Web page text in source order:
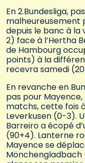
En 2.Bundesliga,
malheureusement
depuis le banc à la
2) face à l’Hertha
de Hambourg
points) à la
recevra samedi
En revanche en
pas pour
matchs, cette fois
Leverkusen (0-3).
Barreiro a écopé
(90+4). Lanterne
Mayence se
Mönchengladbach